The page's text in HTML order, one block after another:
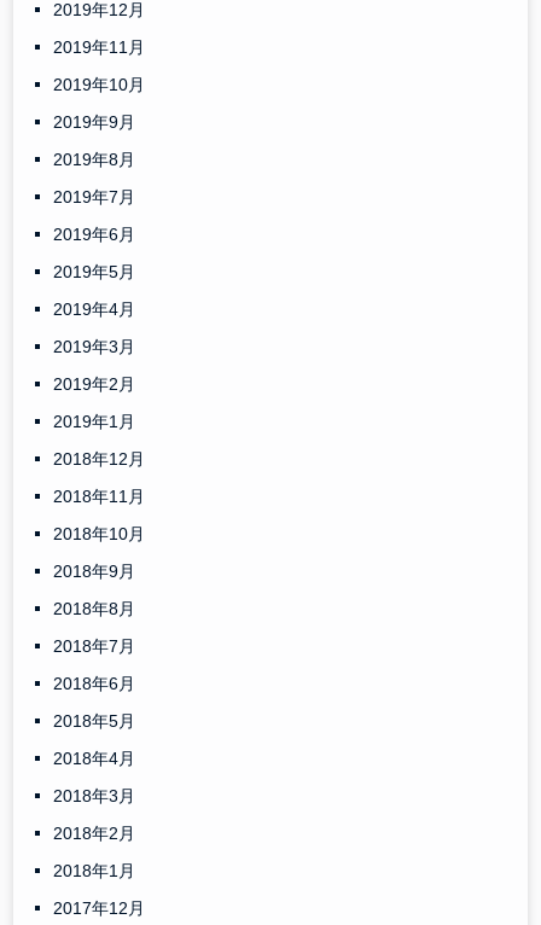
2019年12月
2019年11月
2019年10月
2019年9月
2019年8月
2019年7月
2019年6月
2019年5月
2019年4月
2019年3月
2019年2月
2019年1月
2018年12月
2018年11月
2018年10月
2018年9月
2018年8月
2018年7月
2018年6月
2018年5月
2018年4月
2018年3月
2018年2月
2018年1月
2017年12月